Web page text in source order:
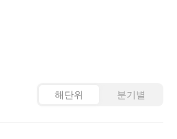
해단위 분기별